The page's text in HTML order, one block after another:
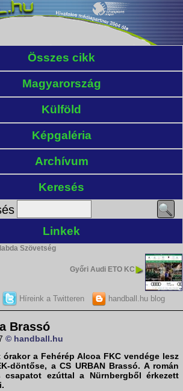
Összes cikk
Magyarország
Külföld
Képgaléria
Archívum
Keresés
Linkek
Szövetség
Győri Audi ETO KC
Híreink a Twitteren handball.hu blog
Brassó
© handball.hu
órakor a Fehérép Alcoa FKC vendége lesz
döntőse, aCS URBAN Brassó. A román
csapatot ezúttal a Nürnbergből érkezett